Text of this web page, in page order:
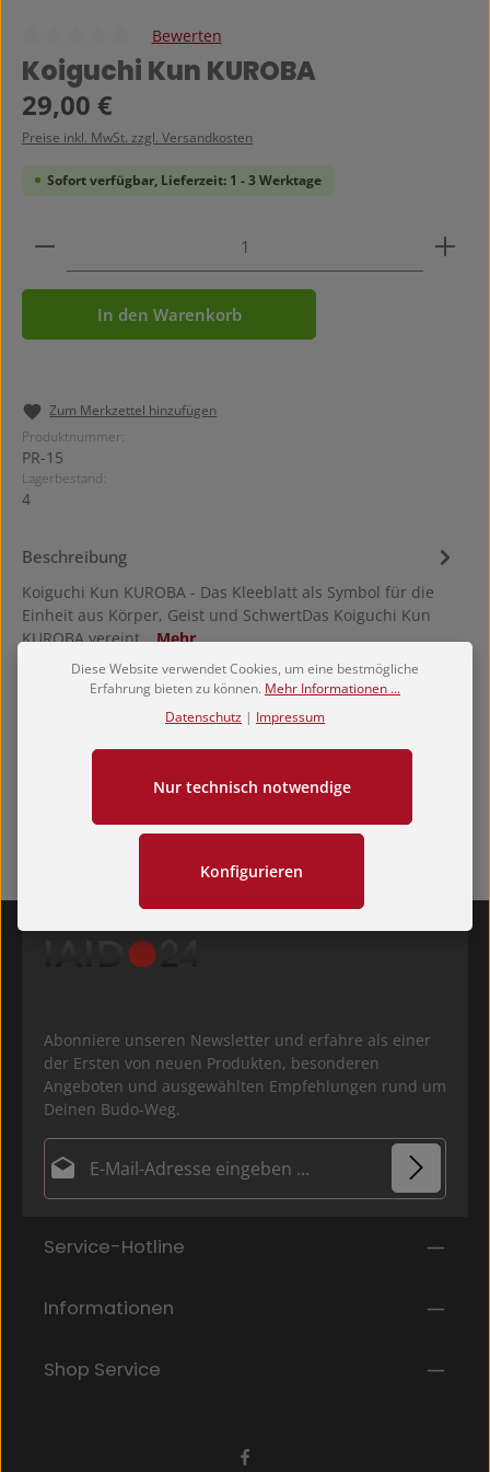
Durchschnittliche Bewertung von 0 von 5 Sternen
Bewerten
Koiguchi Kun KUROBA
Regulärer Preis:
29,00 €
Preise inkl. MwSt. zzgl. Versandkosten
Sofort verfügbar, Lieferzeit: 1 - 3 Werktage
Produkt Anzahl: Gib den gewünschten Wert ein
In den Warenkorb
Zum Merkzettel hinzufügen
Produktnummer:
PR-15
Lagerbestand:
4
Beschreibung
Koiguchi Kun KUROBA - Das Kleeblatt als Symbol für die
Einheit aus Körper, Geist und SchwertDas Koiguchi Kun
KUROBA vereint…Mehr
Hersteller
Abonniere unseren Newsletter und erfahre als einer
der Ersten von neuen Produkten, besonderen
Angeboten und ausgewählten Empfehlungen rund um
Deinen Budo-Weg.
E-Mail-Adresse*
Ich habe dieDatenschutzbestimmungen
mit ihnen einverstanden.
Die mit einem Stern (*) markierten Felder sind
Pflichtfelder.
Service-Hotline
Informationen
Shop Service
Diese Website verwendet Cookies, um eine bestmögliche
Erfahrung bieten zu können. Mehr Informationen ...
Datenschutz | Impressum
Nur technisch notwendige
Konfigurieren